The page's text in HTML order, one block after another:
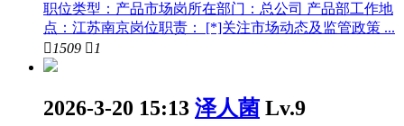
职位类型：产品市场岗所在部门：总公司 产品部工作地
点：江苏南京岗位职责： [*]关注市场动态及监管政策 ...
 1509  1
2026-3-20 15:13 泽人菌 Lv.9